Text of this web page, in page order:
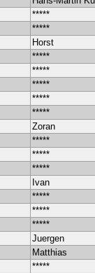
*****
*****
Horst
*****
*****
*****
*****
*****
Zoran
*****
*****
*****
Ivan
*****
*****
*****
Juergen
Matthias
*****